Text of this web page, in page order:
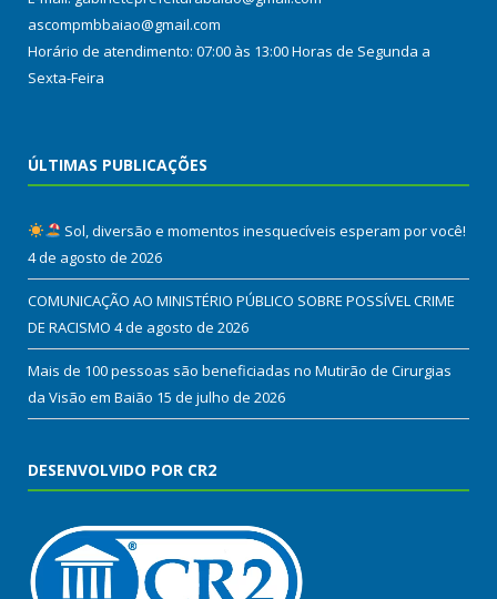
ascompmbbaiao@gmail.com
Horário de atendimento: 07:00 às 13:00 Horas de Segunda a
Sexta-Feira
ÚLTIMAS PUBLICAÇÕES
Sol, diversão e momentos inesquecíveis esperam por você!
4 de agosto de 2026
COMUNICAÇÃO AO MINISTÉRIO PÚBLICO SOBRE POSSÍVEL CRIME
DE RACISMO 4 de agosto de 2026
Mais de 100 pessoas são beneficiadas no Mutirão de Cirurgias
da Visão em Baião 15 de julho de 2026
DESENVOLVIDO POR CR2